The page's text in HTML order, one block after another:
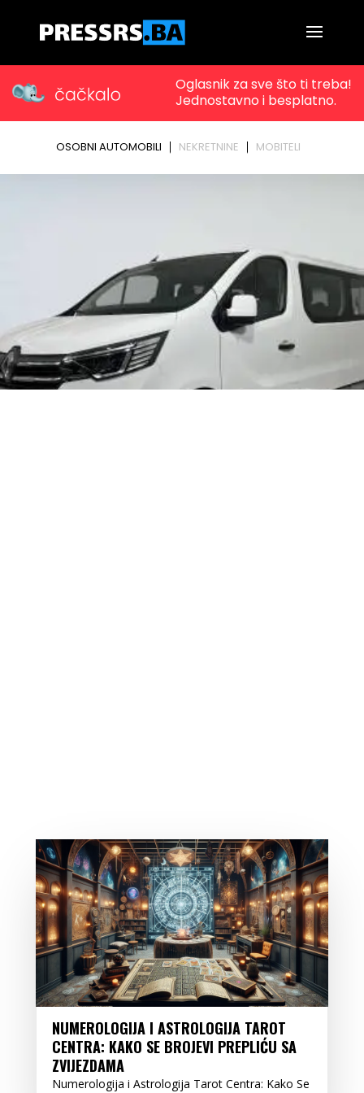
NUMEROLOGIJA I ASTROLOGIJA TAROT
CENTRA: KAKO SE BROJEVI PREPLIĆU SA
ZVIJEZDAMA
Numerologija i Astrologija Tarot Centra: Kako Se